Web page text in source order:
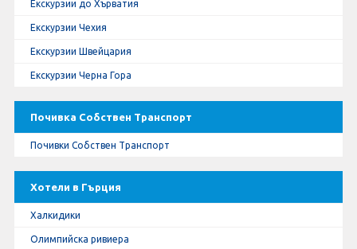
Екскурзии до Хърватия
Екскурзии Чехия
Екскурзии Швейцария
Екскурзии Черна Гора
Почивка Собствен Транспорт
Почивки Собствен Транспорт
Хотели в Гърция
Халкидики
Олимпийска ривиера